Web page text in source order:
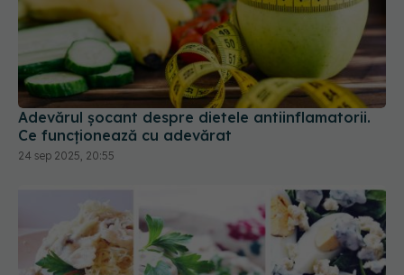
Adevărul șocant despre dietele antiinflamatorii.
Ce funcționează cu adevărat
24 sep 2025, 20:55